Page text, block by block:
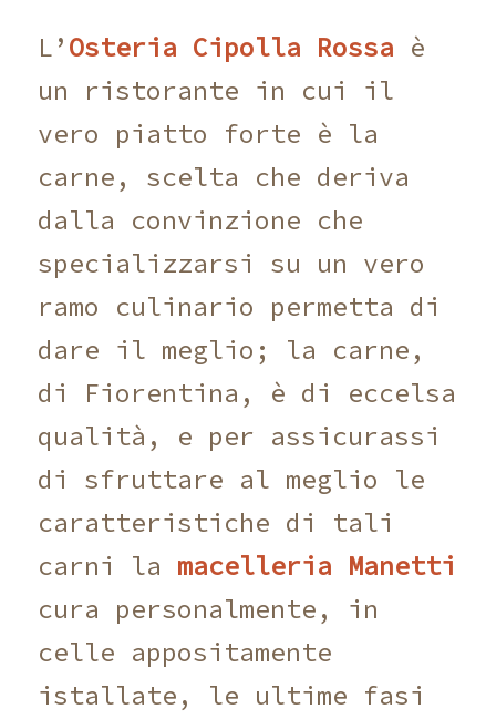
L’ Osteria Cipolla Rossa è
un ristorante in cui il
vero piatto forte è la
carne, scelta che deriva
dalla convinzione che
specializzarsi su un vero
ramo culinario permetta di
dare il meglio; la carne,
di Fiorentina, è di eccelsa
qualità, e per assicurassi
di sfruttare al meglio le
caratteristiche di tali
carni la macelleria Manetti
cura personalmente, in
celle appositamente
istallate, le ultime fasi